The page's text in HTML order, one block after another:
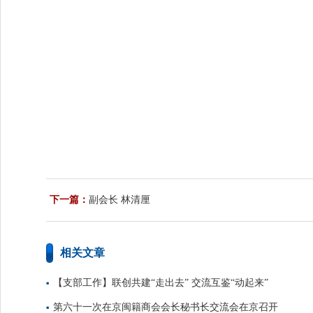
下一篇： 副会长 林清厘
相关文章
【支部工作】联创共建“走出去” 交流互鉴“动起来”
第六十一次在京闽籍商会会长秘书长交流会在京召开